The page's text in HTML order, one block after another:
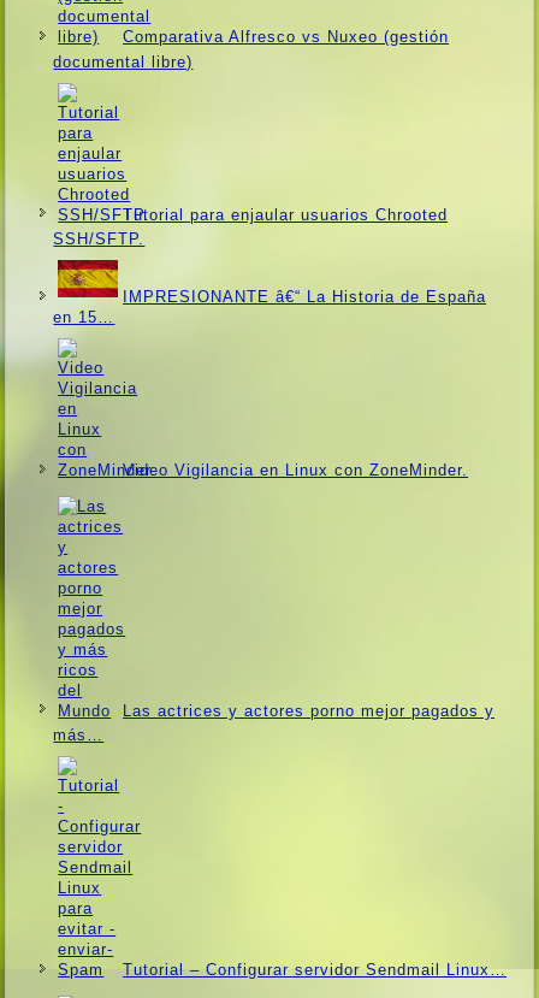
Comparativa Alfresco vs Nuxeo (gestión
documental libre)
Tutorial para enjaular usuarios Chrooted
SSH/SFTP.
IMPRESIONANTE â€“ La Historia de España
en 15…
Video Vigilancia en Linux con ZoneMinder.
Las actrices y actores porno mejor pagados y
más…
Tutorial – Configurar servidor Sendmail Linux…